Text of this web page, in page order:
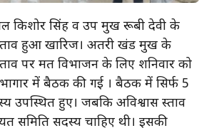
किशोर सिंह व उप प्रमुख रूबी देवी के
हुआ खारिज। अतरी प्रखंड प्रमुख के
पर मत विभाजन के लिए शनिवार को
में बैठक की गई । बैठक में सिर्फ 5
उपस्थित हुए। जबकि अविश्वास प्रस्ताव
समिति सदस्य चाहिए थी। इसकी